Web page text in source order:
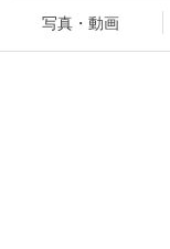
写真・動画